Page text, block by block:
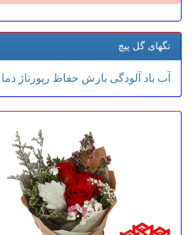
تگهای گل پیچ
آب باد آلودگی بارش حفاظ رپورتاژ دما